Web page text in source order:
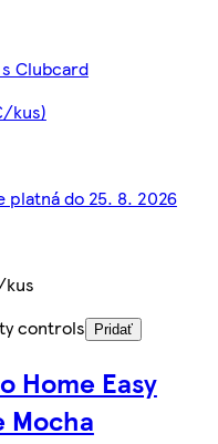
Clubcard
kus)
platná do 25. 8. 2026
controls
Pridať
Home Easy
Mocha